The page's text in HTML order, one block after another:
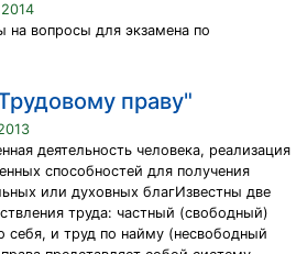
на вопросы для экзамена по
праву"
деятельность человека, реализация
способностей для получения
или духовных благИзвестны две
труда: частный (свободный)
себя, и труд по найму (несвободный